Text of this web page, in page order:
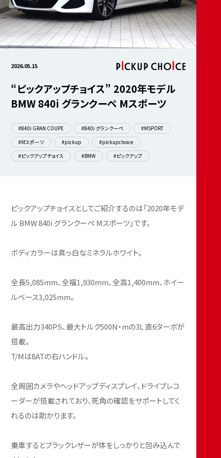
2026.05.15
“ピックアップチョイス” 2020年モデル
BMW 840i グランクーペ Mスポーツ
#840i GRAN COUPE #840i グランクーペ
#MSPORT
#Mスポーツ
#pickup
#pickupchoice
#ピックアップチョイス
#BMW #ピックアップ
ピックアップチョイスとしてご紹介するのは「2020年モデ
ル BMW 840i グランクーペ Mスポーツ」です。
ボディカラーは真っ白なミネラルホワイト。
全長5,085mm、全福1,930mm、全高1,400mm、ホイー
ルベース3,025mm。
最高出力340PS、最大トルク500N・mの3L 直6ターボが
搭載。
T/Mは8ATの右ハンドル。
全周囲カメラやヘッドアップディスプレイ、ドライブレコ
ーダーが搭載されており、死角の確認をサポートしてく
れるのは助かります。
乗車するとブラックレザーが体をしっかりと包み込んで